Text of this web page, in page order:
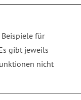
für
gibt jeweils
nicht